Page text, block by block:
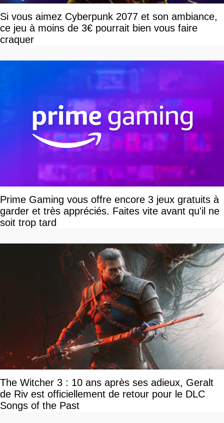
Si vous aimez Cyberpunk 2077 et son ambiance,
ce jeu à moins de 3€ pourrait bien vous faire
craquer
Prime Gaming vous offre encore 3 jeux gratuits à
garder et très appréciés. Faites vite avant qu'il ne
soit trop tard
The Witcher 3 : 10 ans après ses adieux, Geralt
de Riv est officiellement de retour pour le DLC
Songs of the Past